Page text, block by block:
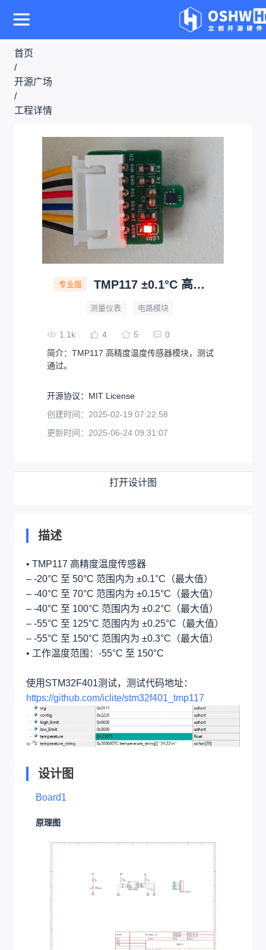
首页
/
开源广场
/
工程详情
专业版 TMP117 ±0.1°C 高精度、低功耗数字温度传感器
测量仪表 电路模块
1.1k 4 5
0
简介： TMP117 高精度温度传感器模块，测试
通过。
开源协议： MIT License
创建时间： 2025-02-19 07:22:58
更新时间： 2025-06-24 09:31:07
打开设计图
描述
• TMP117 高精度温度传感器
– -20°C 至 50°C 范围内为 ±0.1°C（最大值）
– -40°C 至 70°C 范围内为 ±0.15°C（最大值）
– -40°C 至 100°C 范围内为 ±0.2°C（最大值）
– -55°C 至 125°C 范围内为 ±0.25°C（最大值）
– -55°C 至 150°C 范围内为 ±0.3°C（最大值）
• 工作温度范围：-55°C 至 150°C
使用STM32F401测试，测试代码地址：
https://github.com/iclite/stm32f401_tmp117
设计图
Board1
原理图